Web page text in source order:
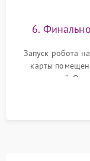
6.
Запуск робота
карты
препятствий.
Тестирование